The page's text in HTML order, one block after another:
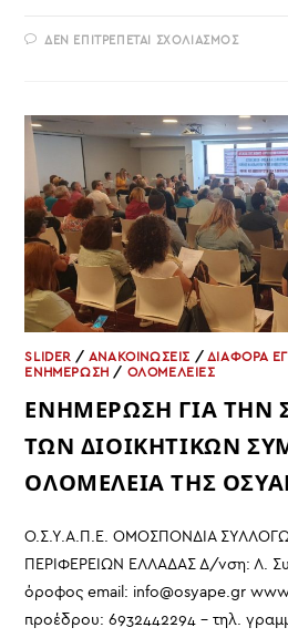
ΔΕΝ ΕΠΙΤΡΈΠΕΤΑΙ ΣΧΟΛΙΑΣΜΌΣΣΤΟ
Ή Τ
ΗΝ Α
Ε Χ
ΡΉΜΑ
SLIDER / ΑΝΑΚΟΙΝΩΣΕΙΣ / ΔΙΑΦΟΡΑ
ΕΝΗΜΕΡΩΣΗ / ΟΛΟΜΕΛΕΙΕΣ
ΕΝΗΜΕΡΩΣΗ ΓΙΑ ΤΗΝ
ΤΩΝ ΔΙΟΙΚΗΤΙΚΩΝ
ΟΛΟΜΕΛΕΙΑ ΤΗΣ
Ο.Σ.Υ.Α.Π.Ε. ΟΜΟΣΠΟΝΔΙΑ
ΠΕΡΙΦΕΡΕΙΩΝ ΕΛΛΑΔΑΣ Δ/νση: Λ.
όροφος email: info@osyape.gr
προέδρου: 6932442294 – τηλ.